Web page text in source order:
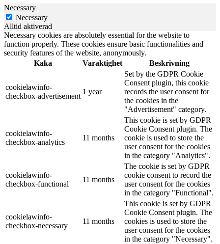
Necessary
Necessary
Alltid aktiverad
Necessary cookies are absolutely essential for the website to
function properly. These cookies ensure basic functionalities and
security features of the website, anonymously.
Kaka
Varaktighet Beskrivning
cookielawinfo-
checkbox-advertisement
1 year
Set by the GDPR Cookie
Consent plugin, this cookie
records the user consent for
the cookies in the
"Advertisement" category.
cookielawinfo-
checkbox-analytics
11 months
This cookie is set by GDPR
Cookie Consent plugin. The
cookie is used to store the
user consent for the cookies
in the category "Analytics".
cookielawinfo-
checkbox-functional
11 months
The cookie is set by GDPR
cookie consent to record the
user consent for the cookies
in the category "Functional".
cookielawinfo-
checkbox-necessary
11 months
This cookie is set by GDPR
Cookie Consent plugin. The
cookies is used to store the
user consent for the cookies
in the category "Necessary".